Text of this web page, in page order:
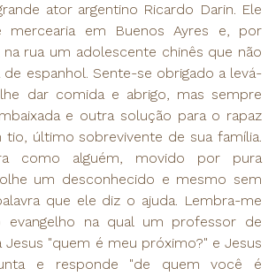
ator argentino Ricardo Darin. Ele
em Buenos Ayres e, por
rua um adolescente chinês que não
de espanhol. Sente-se obrigado a levá-
dar comida e abrigo, mas sempre
e outra solução para o rapaz
último sobrevivente de sua família.
como alguém, movido por pura
um desconhecido e mesmo sem
que ele diz o ajuda. Lembra-me
evangelho na qual um professor de
Jesus "quem é meu próximo?" e Jesus
e responde "de quem você é